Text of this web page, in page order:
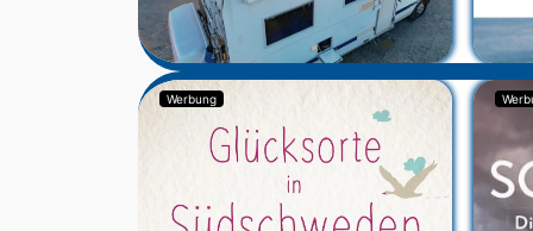
Werbung